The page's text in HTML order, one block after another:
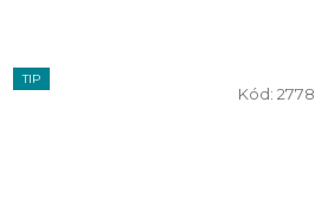
TIP
Kód: 2778